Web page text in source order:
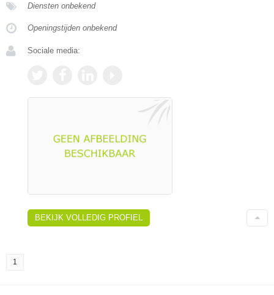
Diensten onbekend
Openingstijden onbekend
Sociale media:
BEKIJK VOLLEDIG PROFIEL
1